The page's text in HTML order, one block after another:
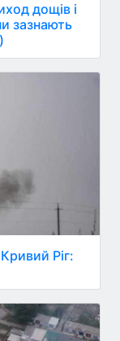
дощів і
зазнають
Ріг: